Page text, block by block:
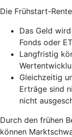
Die Frühstart-
Das Geld
Fonds oder
Langfristig
Gleichzeitig
Erträge sind
nicht
Durch den frühen
können